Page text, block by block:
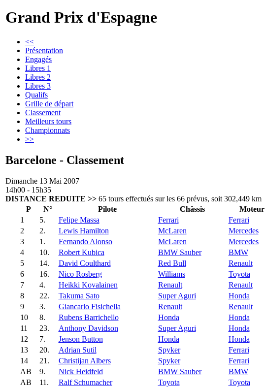
Grand Prix d'Espagne
<<
Présentation
Engagés
Libres 1
Libres 2
Libres 3
Qualifs
Grille de départ
Classement
Meilleurs tours
Championnats
>>
Barcelone - Classement
Dimanche 13 Mai 2007
14h00 - 15h35
DISTANCE REDUITE >> 65 tours effectués sur les 66 prévus, soit 302,449 km
P
N° Pilote Châssis Moteur
1
5. Felipe Massa Ferrari Ferrari
2
2. Lewis Hamilton McLaren Mercedes
3
1. Fernando Alonso McLaren Mercedes
4
10. Robert Kubica BMW Sauber BMW
5
14. David Coulthard Red Bull Renault
6
16. Nico Rosberg Williams Toyota
7
4. Heikki Kovalainen Renault Renault
8
22. Takuma Sato Super Aguri Honda
9
3. Giancarlo Fisichella Renault Renault
10
8. Rubens Barrichello Honda Honda
11
23. Anthony Davidson Super Aguri Honda
12
7. Jenson Button Honda Honda
13
20. Adrian Sutil Spyker Ferrari
14
21. Christijan Albers Spyker Ferrari
AB
9. Nick Heidfeld BMW Sauber BMW
AB
11. Ralf Schumacher Toyota Toyota